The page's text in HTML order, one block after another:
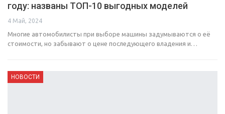
году: названы ТОП-10 выгодных моделей
4 Май, 2024
Многие автомобилисты при выборе машины задумываются о её
стоимости, но забывают о цене последующего владения и…
НОВОСТИ